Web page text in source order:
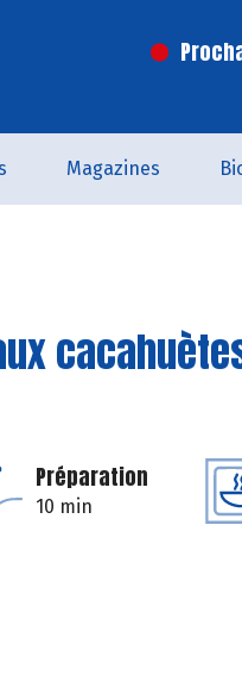
Magazines
Préparation
10 min